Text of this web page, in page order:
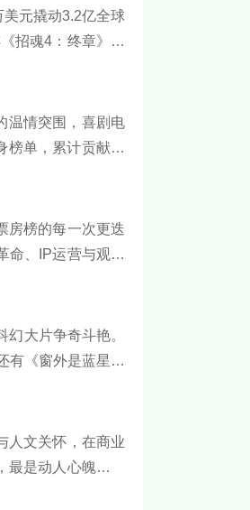
美元撬动3.2亿全球
招魂4：终章》的
影票房十强，看
温情突围，喜剧电
榜单，累计贡献票
既有顶级IP的稳
房榜的每一次更迭
命、IP运营与观众
大片争奇斗艳。
有《窗外是蓝星》
和亚洲力量也在
人文关怀，在商业
是动人心魄。下